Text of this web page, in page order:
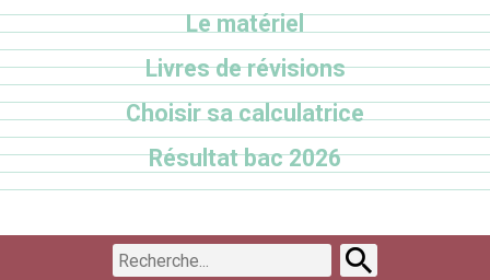
Le matériel
Livres de révisions
Choisir sa calculatrice
Résultat bac 2026